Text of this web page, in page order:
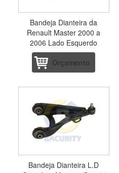
Bandeja Dianteira da
Renault Master 2000 a
2006 Lado Esquerdo
Orçamento
Bandeja Dianteira L.D